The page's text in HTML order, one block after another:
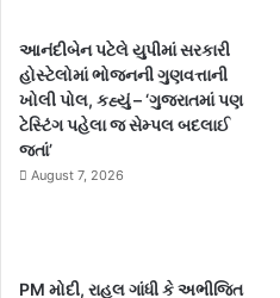
આનંદીબેન પટેલે યુપીમાં સરકારી
હોસ્ટેલોમાં ભોજનની ગુણવત્તાની
ખોલી પોલ, કહ્યું – ‘ગુજરાતમાં પણ
ટેસ્ટિંગ પહેલા જ સેમ્પલ બદલાઈ
જતાં’
August 7, 2026
PM મોદી, રાહુલ ગાંધી કે અભીજિત